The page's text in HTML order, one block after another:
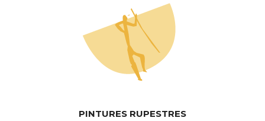
PINTURES RUPESTRES